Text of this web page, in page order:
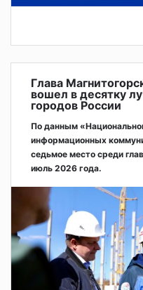
Глава
вошел в десятку
городов России
По данным
информационных
седьмое место среди
июль 2026 года.